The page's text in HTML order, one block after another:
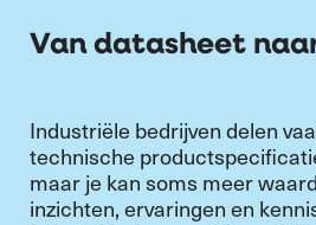
Van datasheet
Industriële bedrijven delen
technische
maar je kan soms meer
inzichten, ervaringen en